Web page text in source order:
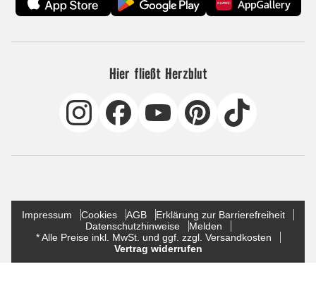
Hier fließt Herzblut
Impressum Cookies AGB
Erklärung zur Barrierefreiheit
Datenschutzhinweise
Melden
* Alle Preise inkl. MwSt. und ggf. zzgl. Versandkosten
Vertrag widerrufen